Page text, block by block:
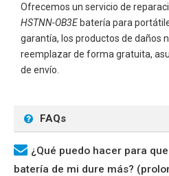
Ofrecemos un servicio de
HSTNN-OB3Ebatería para
garantía, los productos de daños
reemplazar de forma gratuita,
de envío.
FAQs
¿Qué puedo hacer para
batería de mi dure más?